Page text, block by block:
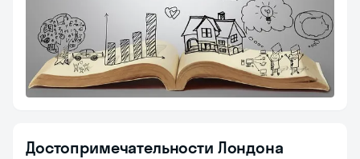
Достопримечательности Лондона